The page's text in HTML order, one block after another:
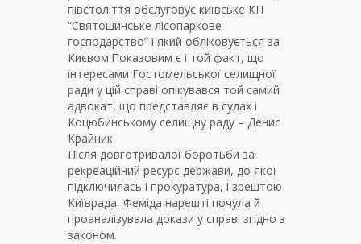
півстоліття обслуговує київське КП
“Святошинське лісопаркове
господарство” і який обліковується за
Києвом.Показовим є і той факт, що
інтересами Гостомельської селищної
ради у цій справі опікувався той самий
адвокат, що представляє в судах і
Коцюбинському селищну раду – Денис
Крайник.
Після довготривалої боротьби за
рекреаційний ресурс держави, до якої
підключилась і прокуратура, і зрештою
Київрада, Феміда нарешті почула й
проаналізувала докази у справі згідно з
законом.